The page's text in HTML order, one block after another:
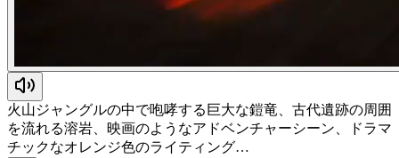
火山ジャングルの中で咆哮する巨大な鎧竜、古代遺跡の周囲
を流れる溶岩、映画のようなアドベンチャーシーン、ドラマ
チックなオレンジ色のライティング…